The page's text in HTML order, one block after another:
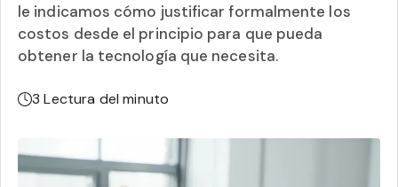
le indicamos cómo justificar formalmente los
costos desde el principio para que pueda
obtener la tecnología que necesita.
3 Lectura del minuto